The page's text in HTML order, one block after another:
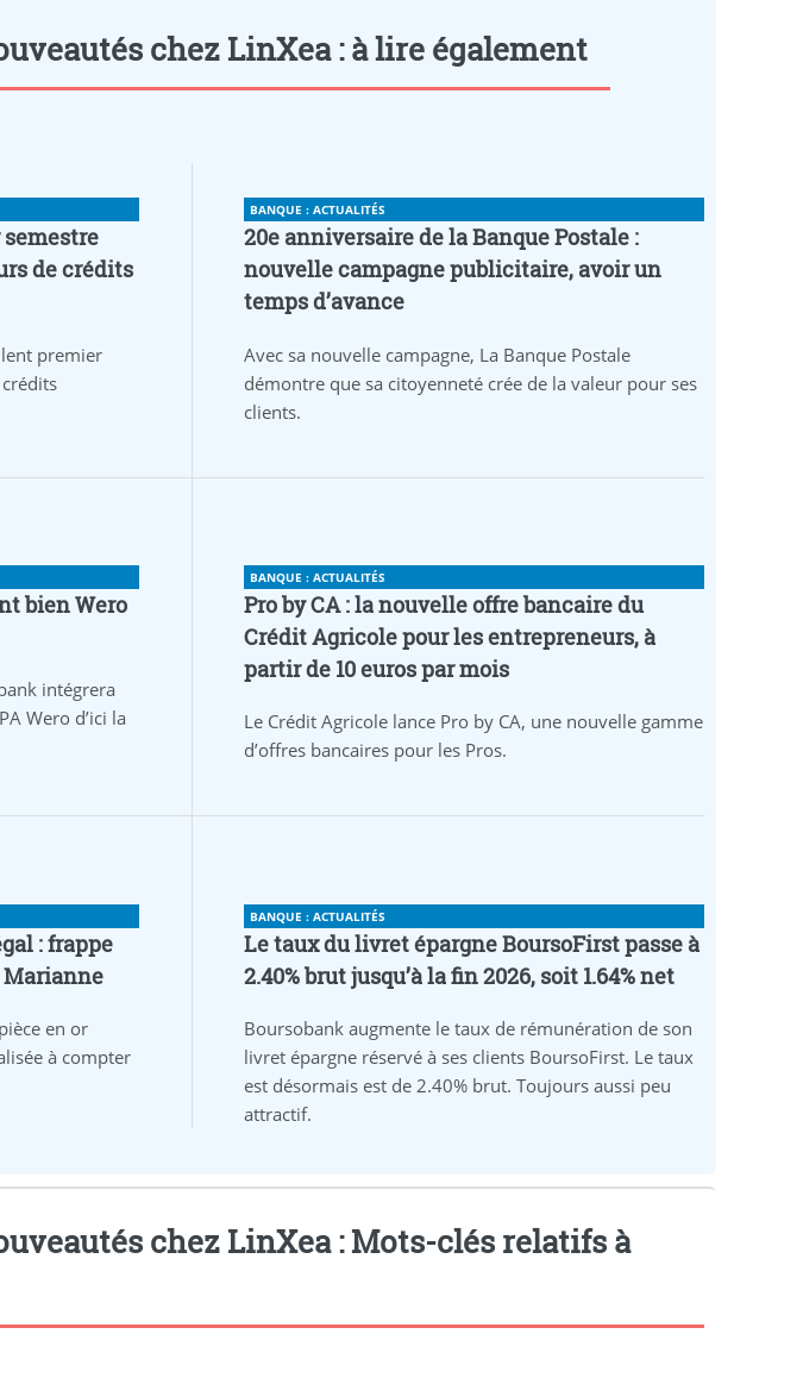
chez LinXea : à lire également
de crédits
premier
BANQUE : ACTUALITÉS
20e anniversaire de la Banque Postale :
nouvelle campagne publicitaire, avoir un
temps d’avance
Avec sa nouvelle campagne, La Banque Postale
démontre que sa citoyenneté crée de la valeur pour ses
clients.
bien Wero
intégrera
Wero d’ici la
BANQUE : ACTUALITÉS
Pro by CA : la nouvelle offre bancaire du
Crédit Agricole pour les entrepreneurs, à
partir de 10 euros par mois
Le Crédit Agricole lance Pro by CA, une nouvelle gamme
d’offres bancaires pour les Pros.
: frappe
en or
à compter
BANQUE : ACTUALITÉS
Le taux du livret épargne BoursoFirst passe à
2.40% brut jusqu’à la fin 2026, soit 1.64% net
Boursobank augmente le taux de rémunération de son
livret épargne réservé à ses clients BoursoFirst. Le taux
est désormais est de 2.40% brut. Toujours aussi peu
attractif.
chez LinXea : Mots-clés relatifs à